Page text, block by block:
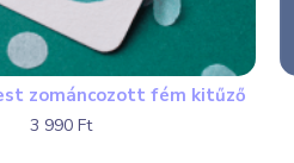
zománcozott fém kitűző
3 990 Ft